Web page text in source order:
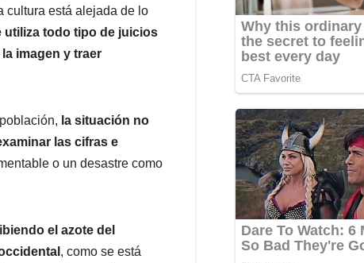
cultura está alejada de lo
utiliza todo tipo de juicios
imagen y traer
la situación no
las cifras e
o un desastre como
el azote del
, como se está